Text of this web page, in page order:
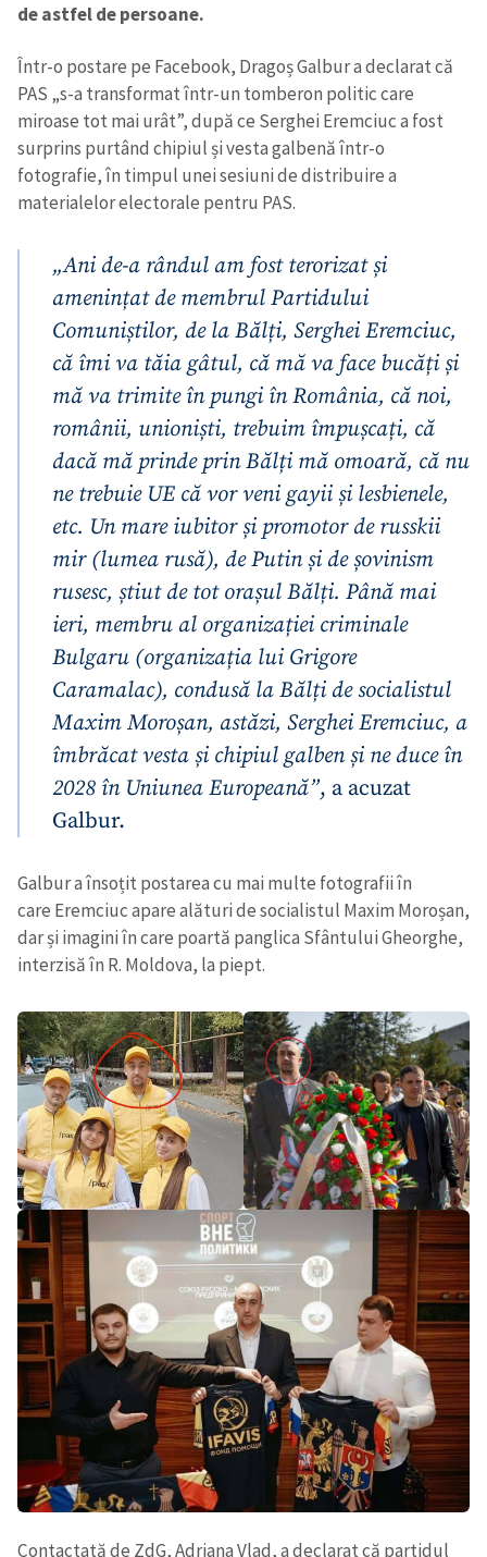
de astfel de persoane.
Într-o postare pe Facebook, Dragoș Galbur a declarat că
PAS „s-a transformat într-un tomberon politic care
miroase tot mai urât”, după ce Serghei Eremciuc a fost
surprins purtând chipiul și vesta galbenă într-o
fotografie, în timpul unei sesiuni de distribuire a
materialelor electorale pentru PAS.
„Ani de-a rândul am fost terorizat și
amenințat de membrul Partidului
Comuniștilor, de la Bălți, Serghei Eremciuc,
că îmi va tăia gâtul, că mă va face bucăți și
mă va trimite în pungi în România, că noi,
românii, unioniști, trebuim împușcați, că
dacă mă prinde prin Bălți mă omoară, că nu
ne trebuie UE că vor veni gayii și lesbienele,
etc. Un mare iubitor și promotor de russkii
mir (lumea rusă), de Putin și de șovinism
rusesc, știut de tot orașul Bălți. Până mai
ieri, membru al organizației criminale
Bulgaru (organizația lui Grigore
Caramalac), condusă la Bălți de socialistul
Maxim Moroșan, astăzi, Serghei Eremciuc, a
îmbrăcat vesta și chipiul galben și ne duce în
2028 în Uniunea Europeană”, a acuzat
Galbur.
Galbur a însoțit postarea cu mai multe fotografii în
care Eremciuc apare alături de socialistul Maxim Moroșan,
dar și imagini în care poartă panglica Sfântului Gheorghe,
interzisă în R. Moldova, la piept.
Contactată de ZdG, Adriana Vlad, a declarat că partidul